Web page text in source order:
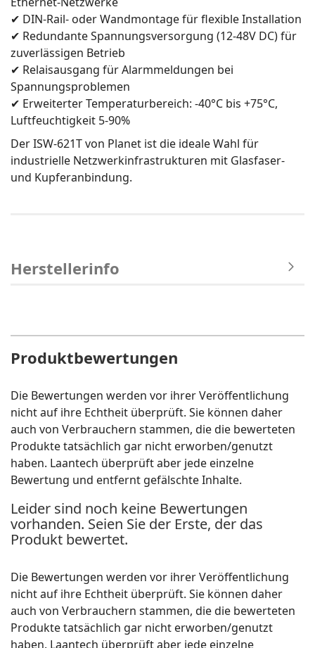
✔ DIN-Rail- oder Wandmontage für flexible Installation
✔ Redundante Spannungsversorgung (12-48V DC) für
zuverlässigen Betrieb
✔ Relaisausgang für Alarmmeldungen bei
Spannungsproblemen
✔ Erweiterter Temperaturbereich: -40°C bis +75°C,
Luftfeuchtigkeit 5-90%
Der ISW-621T von Planet ist die ideale Wahl für
industrielle Netzwerkinfrastrukturen mit Glasfaser-
und Kupferanbindung.
Herstellerinfo
Produktbewertungen
Die Bewertungen werden vor ihrer Veröffentlichung
nicht auf ihre Echtheit überprüft. Sie können daher
auch von Verbrauchern stammen, die die bewerteten
Produkte tatsächlich gar nicht erworben/genutzt
haben. Laantech überprüft aber jede einzelne
Bewertung und entfernt gefälschte Inhalte.
Leider sind noch keine Bewertungen
vorhanden. Seien Sie der Erste, der das
Produkt bewertet.
Die Bewertungen werden vor ihrer Veröffentlichung
nicht auf ihre Echtheit überprüft. Sie können daher
auch von Verbrauchern stammen, die die bewerteten
Produkte tatsächlich gar nicht erworben/genutzt
haben. Laantech überprüft aber jede einzelne